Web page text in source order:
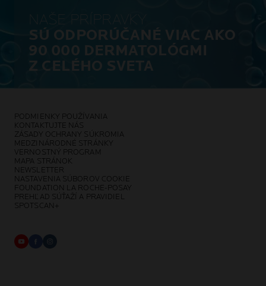
NAŠE PRÍPRAVKY
SÚ ODPORÚČANÉ VIAC AKO
90 000 DERMATOLÓGMI
Z CELÉHO SVETA
PODMIENKY POUŽÍVANIA
KONTAKTUJTE NÁS
ZÁSADY OCHRANY SÚKROMIA
MEDZINÁRODNÉ STRÁNKY
VERNOSTNÝ PROGRAM
MAPA STRÁNOK
NEWSLETTER
NASTAVENIA SÚBOROV COOKIE
FOUNDATION LA ROCHE-POSAY
PREHĽAD SÚŤAŽÍ A PRAVIDIEL
SPOTSCAN+